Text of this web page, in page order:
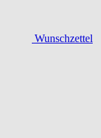
Wunschzettel